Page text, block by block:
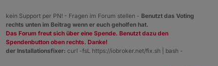
kein Support per PN! - Fragen im Forum stellen - Benutzt das Voting
rechts unten im Beitrag wenn er euch geholfen hat.
Das Forum freut sich über eine Spende. Benutzt dazu den
Spendenbutton oben rechts. Danke!
der Installationsfixer: curl -fsL https://iobroker.net/fix.sh | bash -